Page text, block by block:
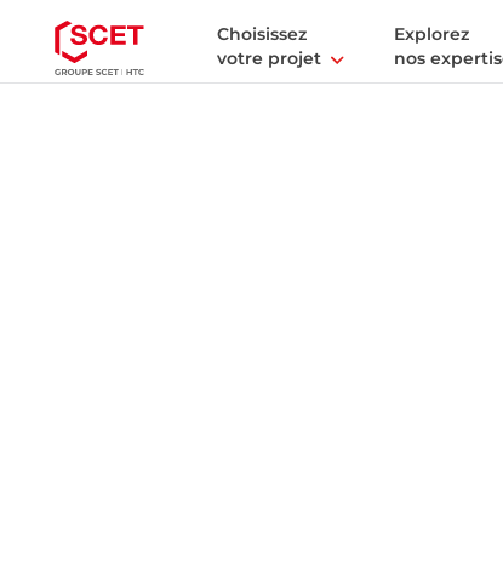
Choisissez
votre projet
Explorez
nos